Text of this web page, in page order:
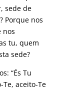
sede de
Porque nos
nos
tu, quem
sede?
“És Tu
Te, aceito-Te